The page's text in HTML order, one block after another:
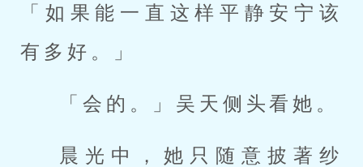
「如果能一直这样平静安宁该
有多好。」
「会的。」吴天侧头看她。
晨光中，她只随意披著纱